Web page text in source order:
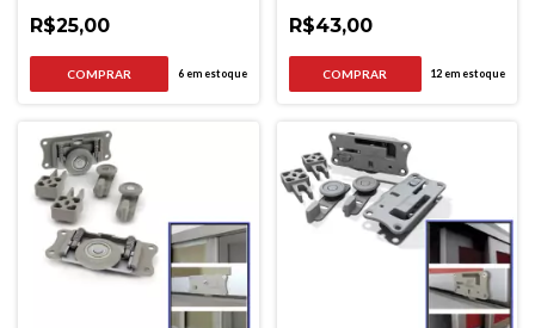
R$25,00
6em estoque
R$43,00
12em estoque